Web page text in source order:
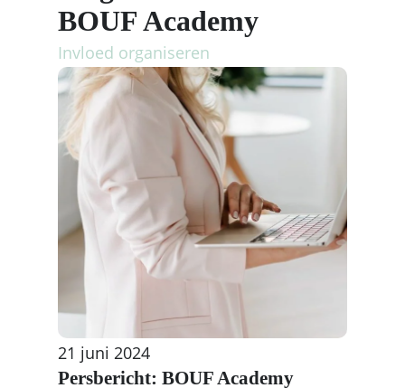
BOUF Academy
Invloed organiseren
21 juni 2024
Persbericht: BOUF Academy